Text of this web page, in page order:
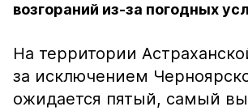
возгораний из-за погодных
На территории
за исключением
ожидается пятый, самый